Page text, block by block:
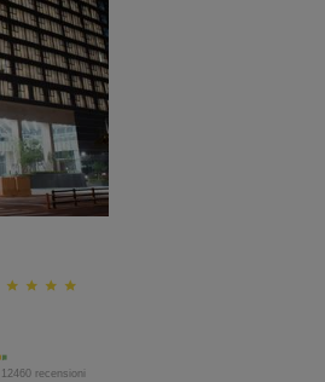
12460 recensioni